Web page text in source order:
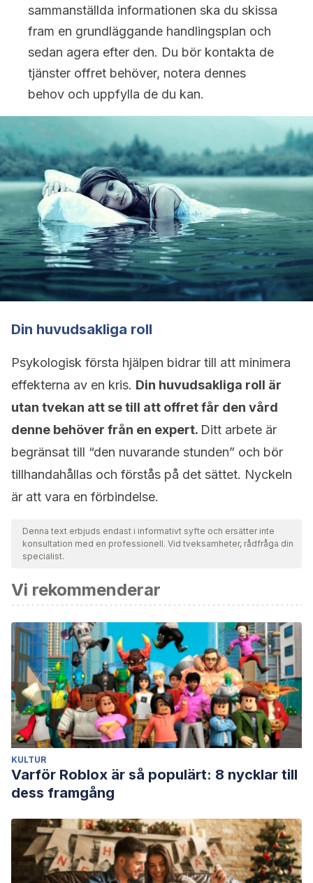
sammanställda informationen ska du skissa
fram en grundläggande handlingsplan och
sedan agera efter den. Du bör kontakta de
tjänster offret behöver, notera dennes
behov och uppfylla de du kan.
Din huvudsakliga roll
Psykologisk första hjälpen bidrar till att minimera
effekterna av en kris. Din huvudsakliga roll är
utan tvekan att se till att offret får den vård
denne behöver från en expert. Ditt arbete är
begränsat till “den nuvarande stunden” och bör
tillhandahållas och förstås på det sättet. Nyckeln
är att vara en förbindelse.
Denna text erbjuds endast i informativt syfte och ersätter inte
konsultation med en professionell. Vid tveksamheter, rådfråga din
specialist.
Vi rekommenderar
KULTUR
Varför Roblox är så populärt: 8 nycklar till
dess framgång